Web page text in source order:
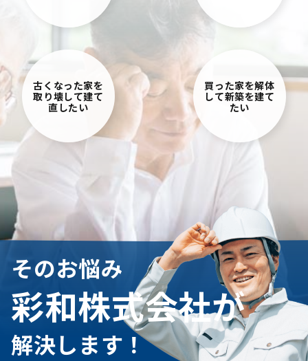
古くなった家を
取り壊して建て
直したい
買った家を解体
して新築を建て
たい
そのお悩み
彩和株式会社が
解決します！